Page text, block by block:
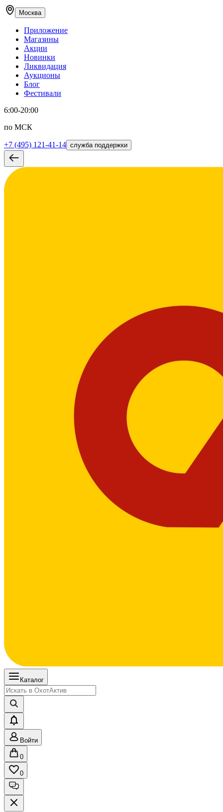
Москва
Приложение
Магазины
Акции
Новинки
Ликвидация
Аукционы
Блог
Фестивали
6:00-20:00
по МСК
+7 (495) 121-41-14 служба поддержки
Каталог
Войти
0
0